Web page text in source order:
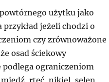
użytku jako
jeżeli chodzi o
czy zrównoważone
osad ściekowy
ograniczeniom